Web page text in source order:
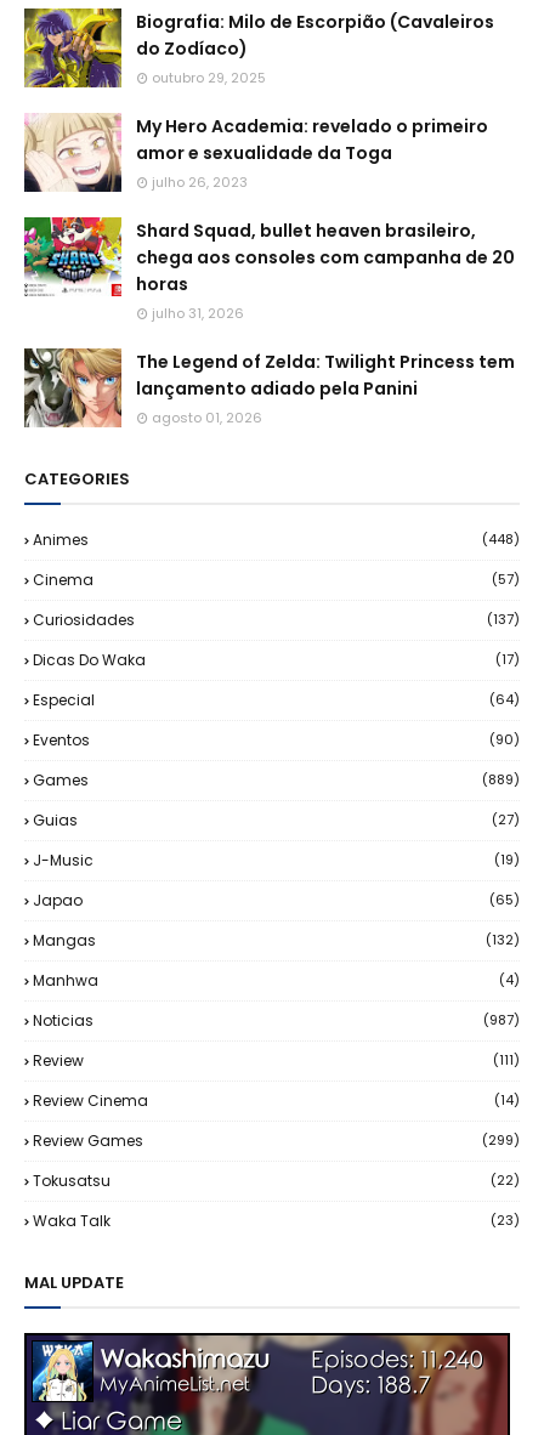
Biografia: Milo de Escorpião (Cavaleiros
do Zodíaco)
outubro 29, 2025
My Hero Academia: revelado o primeiro
amor e sexualidade da Toga
julho 26, 2023
Shard Squad, bullet heaven brasileiro,
chega aos consoles com campanha de 20
horas
julho 31, 2026
The Legend of Zelda: Twilight Princess tem
lançamento adiado pela Panini
agosto 01, 2026
CATEGORIES
Animes (448)
Cinema (57)
Curiosidades (137)
Dicas Do Waka (17)
Especial (64)
Eventos (90)
Games (889)
Guias (27)
J-Music (19)
Japao (65)
Mangas (132)
Manhwa (4)
Noticias (987)
Review (111)
Review Cinema (14)
Review Games (299)
Tokusatsu (22)
Waka Talk (23)
MAL UPDATE